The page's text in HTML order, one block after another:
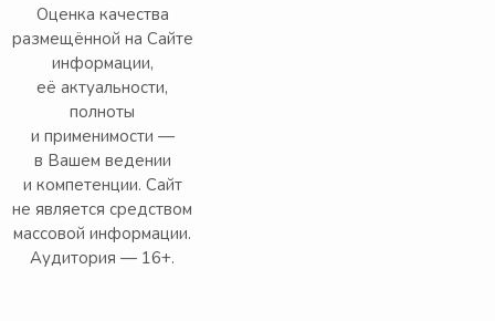
Оценка качества
размещённой на Сайте
информации,
её актуальности,
полноты
и применимости —
в Вашем ведении
и компетенции. Сайт
не является средством
массовой информации.
Аудитория — 16+.